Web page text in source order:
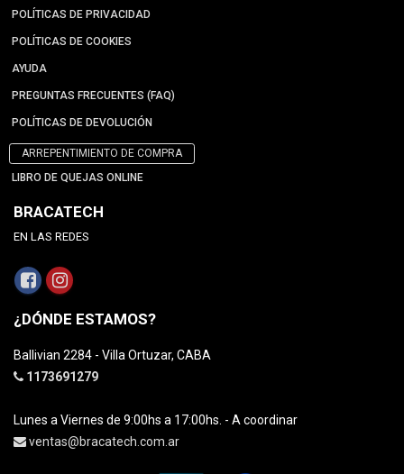
POLÍTICAS DE PRIVACIDAD
POLÍTICAS DE COOKIES
AYUDA
PREGUNTAS FRECUENTES (FAQ)
POLÍTICAS DE DEVOLUCIÓN
ARREPENTIMIENTO DE COMPRA
LIBRO DE QUEJAS ONLINE
BRACATECH
EN LAS REDES
¿DÓNDE ESTAMOS?
Ballivian 2284 - Villa Ortuzar, CABA
1173691279
Lunes a Viernes de 9:00hs a 17:00hs. - A coordinar
ventas@bracatech.com.ar